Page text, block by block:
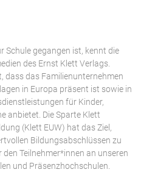
Schule gegangen ist, kennt die
des Ernst Klett Verlags.
dass das Familienunternehmen
in Europa präsent ist sowie in
für Kinder,
anbietet. Die Sparte Klett
(Klett EUW) hat das Ziel,
Bildungsabschlüssen zu
Teilnehmer*innen an unseren
und Präsenzhochschulen.